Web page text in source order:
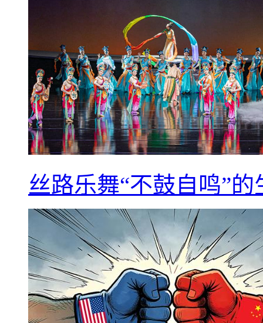
丝路乐舞“不鼓自鸣”